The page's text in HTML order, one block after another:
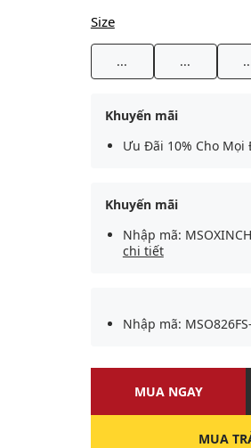
Size
... ...
Khuyến mãi
Ưu Đãi 10% Cho Mọi
Khuyến mãi
Nhập mã:
chi tiết
Nhập mã:
MUA NGAY
MUA